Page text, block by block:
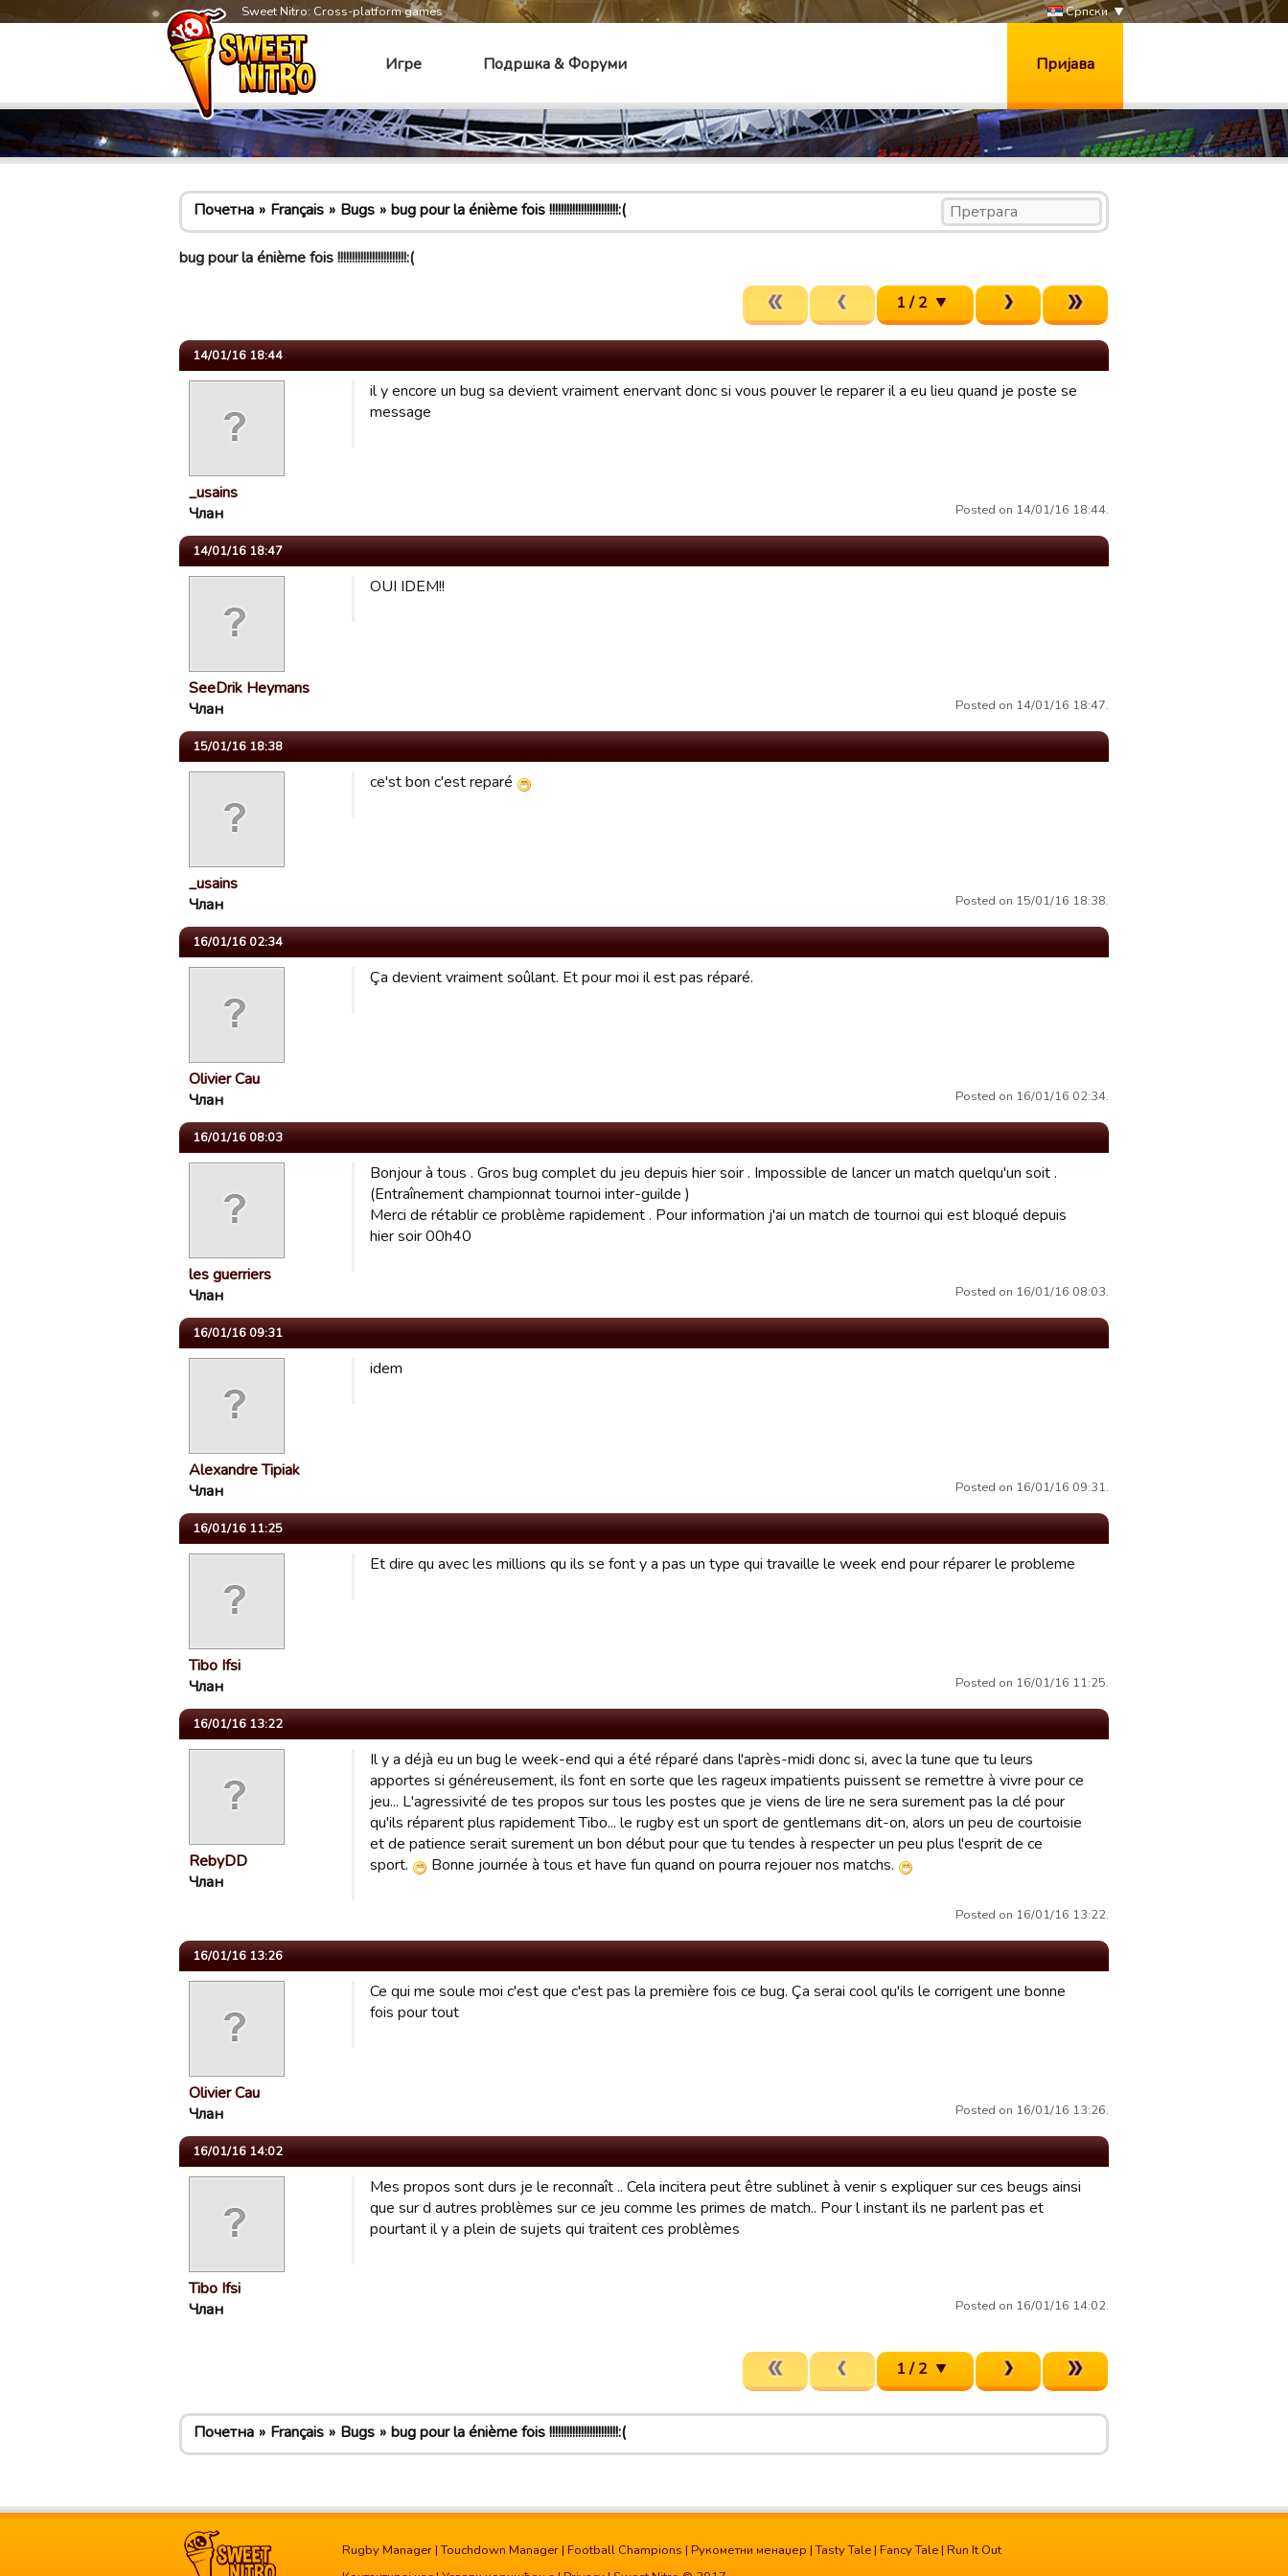
Sweet Nitro: Cross-platform games Српски
Игре Подршка & Форуми Пријава
Почетна Français Bugs bug pour la énième fois !!!!!!!!!!!!!!!!!!!!!!!!:(
bug pour la énième fois !!!!!!!!!!!!!!!!!!!!!!!!:(
1 / 2
14/01/16 18:44
_usains
Члан
il y encore un bug sa devient vraiment enervant donc si vous pouver le reparer il a eu lieu quand je poste se
message
Posted on 14/01/16 18:44.
14/01/16 18:47
SeeDrik Heymans
Члан
OUI IDEM!!
Posted on 14/01/16 18:47.
15/01/16 18:38
_usains
Члан
ce'st bon c'est reparé
Posted on 15/01/16 18:38.
16/01/16 02:34
Olivier Cau
Члан
Ça devient vraiment soûlant. Et pour moi il est pas réparé.
Posted on 16/01/16 02:34.
16/01/16 08:03
les guerriers
Члан
Bonjour à tous . Gros bug complet du jeu depuis hier soir . Impossible de lancer un match quelqu'un soit .
(Entraînement championnat tournoi inter-guilde )
Merci de rétablir ce problème rapidement . Pour information j'ai un match de tournoi qui est bloqué depuis
hier soir 00h40
Posted on 16/01/16 08:03.
16/01/16 09:31
Alexandre Tipiak
Члан
idem
Posted on 16/01/16 09:31.
16/01/16 11:25
Tibo Ifsi
Члан
Et dire qu avec les millions qu ils se font y a pas un type qui travaille le week end pour réparer le probleme
Posted on 16/01/16 11:25.
16/01/16 13:22
RebyDD
Члан
Il y a déjà eu un bug le week-end qui a été réparé dans l'après-midi donc si, avec la tune que tu leurs
apportes si généreusement, ils font en sorte que les rageux impatients puissent se remettre à vivre pour ce
jeu... L'agressivité de tes propos sur tous les postes que je viens de lire ne sera surement pas la clé pour
qu'ils réparent plus rapidement Tibo... le rugby est un sport de gentlemans dit-on, alors un peu de courtoisie
et de patience serait surement un bon début pour que tu tendes à respecter un peu plus l'esprit de ce
sport.
Bonne journée à tous et have fun quand on pourra rejouer nos matchs.
Posted on 16/01/16 13:22.
16/01/16 13:26
Olivier Cau
Члан
Ce qui me soule moi c'est que c'est pas la première fois ce bug. Ça serai cool qu'ils le corrigent une bonne
fois pour tout
Posted on 16/01/16 13:26.
16/01/16 14:02
Tibo Ifsi
Члан
Mes propos sont durs je le reconnaît .. Cela incitera peut être sublinet à venir s expliquer sur ces beugs ainsi
que sur d autres problèmes sur ce jeu comme les primes de match.. Pour l instant ils ne parlent pas et
pourtant il y a plein de sujets qui traitent ces problèmes
Posted on 16/01/16 14:02.
1 / 2
Почетна Français Bugs bug pour la énième fois !!!!!!!!!!!!!!!!!!!!!!!!:(
Rugby Manager |Touchdown Manager | Football Champions | Рукометни менаџер |Tasty Tale | Fancy Tale | Run It Out